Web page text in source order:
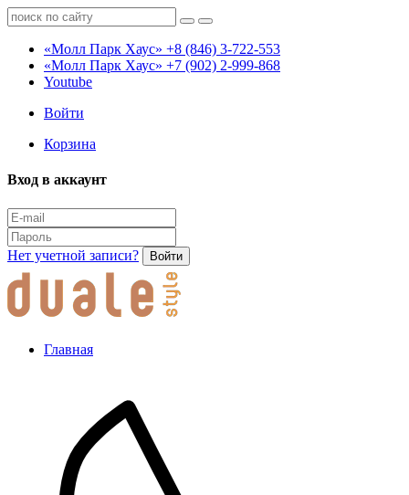
«Молл Парк Хаус» +8 (846) 3-722-553
«Молл Парк Хаус» +7 (902) 2-999-868
Youtube
Войти
Корзина
Вход в аккаунт
Нет учетной записи? Войти
Главная